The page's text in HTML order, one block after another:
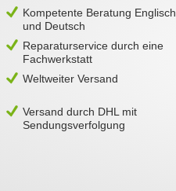
Kompetente Beratung Englisch
und Deutsch
Reparaturservice durch eine
Fachwerkstatt
Weltweiter Versand
Versand durch DHL mit
Sendungsverfolgung